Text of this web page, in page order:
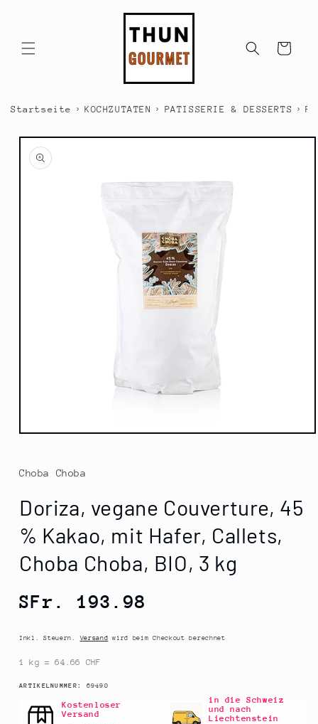
Warenkorb
Startseite › KOCHZUTATEN › PATISSERIE & DESSERTS ›
Medien
Modal
öffnen
Choba Choba
Doriza, vegane Couverture, 45
% Kakao, mit Hafer, Callets,
Choba Choba, BIO, 3 kg
Normaler
SFr. 193.98
Inkl. Steuern.Versand wird beim Checkout berechnet
1 kg = 64.66 CHF
ARTIKELNUMMER: SKU:
69490
Kostenloser
Versand
in die Schweiz
und nach
Liechtenstein